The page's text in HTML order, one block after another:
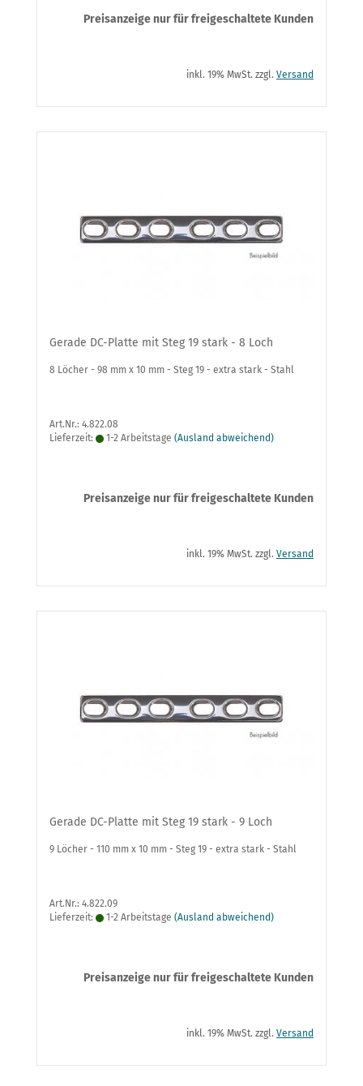
Preisanzeige nur für freigeschaltete Kunden
inkl. 19% MwSt. zzgl. Versand
Gerade DC-Platte mit Steg 19 stark - 8 Loch
8 Löcher - 98 mm x 10 mm - Steg 19 - extra stark - Stahl
Art.Nr.: 4.822.08
Lieferzeit:
1-2 Arbeitstage (Ausland abweichend)
Preisanzeige nur für freigeschaltete Kunden
inkl. 19% MwSt. zzgl. Versand
Gerade DC-Platte mit Steg 19 stark - 9 Loch
9 Löcher - 110 mm x 10 mm - Steg 19 - extra stark - Stahl
Art.Nr.: 4.822.09
Lieferzeit:
1-2 Arbeitstage (Ausland abweichend)
Preisanzeige nur für freigeschaltete Kunden
inkl. 19% MwSt. zzgl. Versand